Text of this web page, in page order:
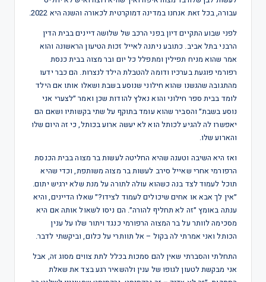
עבורה, בכל זאת אנחנו במדינה דמוקרטית לכאורה והשנה היא 2022.
לפני שבוע התקיים דיון בפני הרכב של שלושה דיינים בבית הדין
הרבני בתל אביב. כתובע ניתנה לאייל זכות הטיעון הראשונה והוא
אמר שהוא מניח תפילין ומתפלל כל יום ובר מצוה בבית כנסת
רפורמי פוגעת בערכיו ודומה להטבלת הילד לנצרות. הם כבר ידעו
מהתגובה שהגשנו שהוא חילוני שנוסע בשבת ושאלו אותו אם הילד
לומד בבית ספר חילוני והוא נאלץ להודות שכן ואמר ״לצערי אני
נוסע בשבת״ והסביר שהוא עומד בתוקף על שתי בקשותיו ושאם הם
יאפשרו לה להגיע לכותל הוא לא יעשה ארוע בכותל, כי זה היום שלו
והארוע שלו.
ואז היא השיבה וטענה שהיא החליטה לעשות בר מצוה בבית הכנסת
הרפורמי אחרי שאייל סירב לעשות בר מצוה משותפת, וכדי שהיא
תוכל לעמוד לצד בנה כשהוא עולה לתורה על מנת שלא ירגיש יתום.
״אין לך אבא או אחים שיכולים לעמוד לצידו?״ שאלו הדיינים, והיא
ענתה באומץ ״זה לא תחליף להורה״. הם ניסו לשאול אותה אם היא
מסכימה לוותר על בר המצוה הרפורמי כנגד ויתור שלו על ענין
הכותל ואני אמרתי לה בקול – אל תוותרי על כלום, וביקשתי לדבר.
התחלתי והסברתי שאין להם סמכות בכלל לתת צווים מסוג זה, אבל
אני מבקשת לטעון לגופו של ענין ולהשאיר רגע בצד את שאלת